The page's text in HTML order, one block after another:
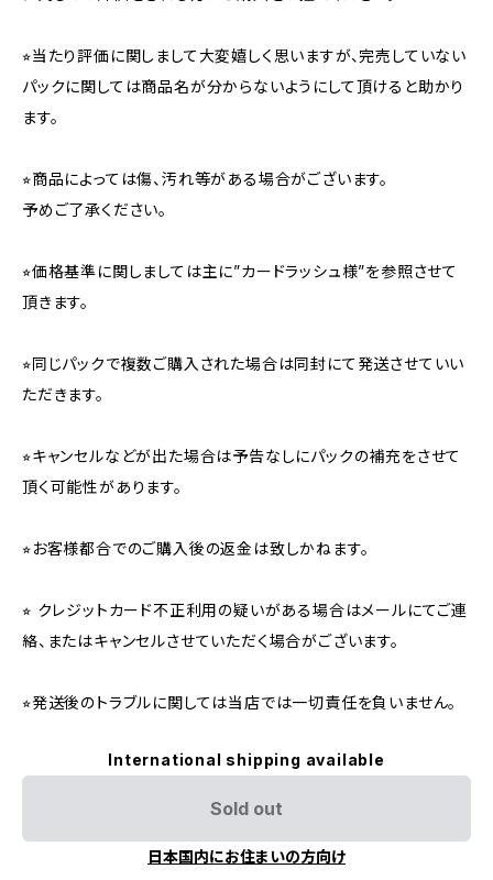
⭐︎当たり評価に関しまして大変嬉しく思いますが、完売していない
パックに関しては商品名が分からないようにして頂けると助かり
ます。
⭐︎商品によっては傷、汚れ等がある場合がございます。
予めご了承ください。
⭐︎価格基準に関しましては主に”カードラッシュ様”を参照させて
頂きます。
⭐︎同じパックで複数ご購入された場合は同封にて発送させていい
ただきます。
⭐︎キャンセルなどが出た場合は予告なしにパックの補充をさせて
頂く可能性があります。
⭐︎お客様都合でのご購入後の返金は致しかねます。
⭐︎ クレジットカード不正利用の疑いがある場合はメールにてご連
絡、またはキャンセルさせていただく場合がございます。
⭐︎発送後のトラブルに関しては当店では一切責任を負いません。
International shipping available
Sold out
日本国内にお住まいの方向け